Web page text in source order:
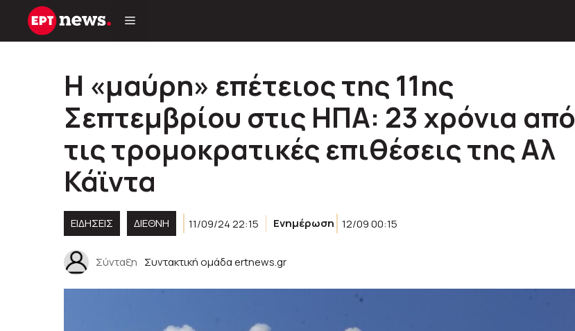
Μετάβαση
Η «μαύρη» επέτειος της 11ης
Σεπτεμβρίου στις ΗΠΑ: 23 χρόνια από
τις τρομοκρατικές επιθέσεις της Αλ
Κάϊντα
ΕΙΔΗΣΕΙΣ ΔΙΕΘΝΗ 11/09/24 22:15 Ενημέρωση 12/09 00:15
Σύνταξη Συντακτική ομάδα ertnews.gr